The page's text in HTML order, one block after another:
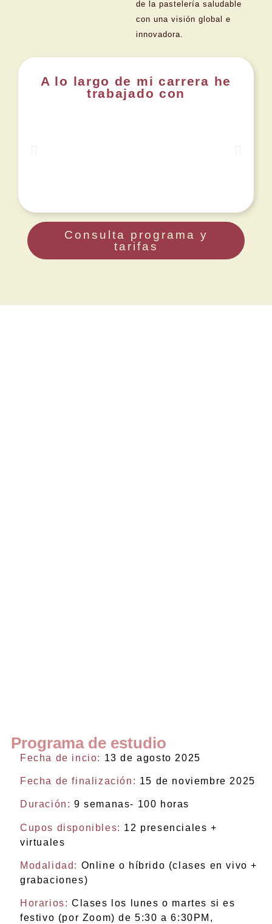
de la pastelería saludable
con una visión global e
innovadora.
A lo largo de mi carrera he
trabajado con
Consulta programa y
tarifas
Programa de estudio
Fecha de incio: 13 de agosto 2025
Fecha de finalización: 15 de noviembre 2025
Duración: 9 semanas- 100 horas
Cupos disponibles: 12 presenciales +
virtuales
Modalidad: Online o híbrido (clases en vivo +
grabaciones)
Horarios: Clases los lunes o martes si es
festivo (por Zoom) de 5:30 a 6:30PM,